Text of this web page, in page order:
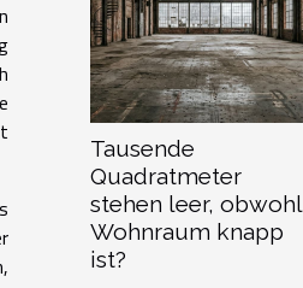
Tausende
Quadratmeter
stehen leer, obwohl
Wohnraum knapp
ist?